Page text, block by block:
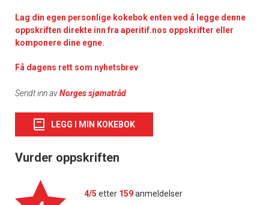
Lag din egen personlige kokebok enten ved å legge denne
oppskriften direkte inn fra aperitif.nos oppskrifter eller
komponere dine egne.
Få dagens rett som nyhetsbrev
Sendt inn avNorges sjømatråd
LEGG I MIN KOKEBOK
Vurder oppskriften
4/5 etter 159anmeldelser